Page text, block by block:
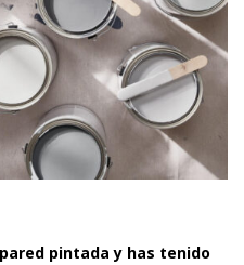
pintada y has tenido